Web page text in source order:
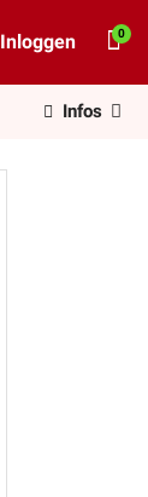
Inloggen
Infos